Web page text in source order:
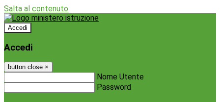
Salta al contenuto
Accedi
Accedi
button close ×
Nome Utente
Password